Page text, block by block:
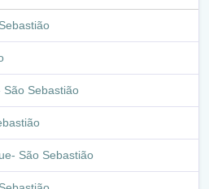
São Sebastião
São Sebastião